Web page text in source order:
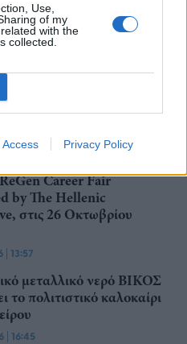
Use,
of my
with the
collected.
Access Privacy Policy
κρατήσεις Early Bird για
στην EUROVINO
Career Fair
by The Hellenic
στις 26 Οκτωβρίου
| 13:57
μεταλλικό νερό ΒΙΚΟΣ
το πολιτιστικό καλοκαίρι
| 16:45